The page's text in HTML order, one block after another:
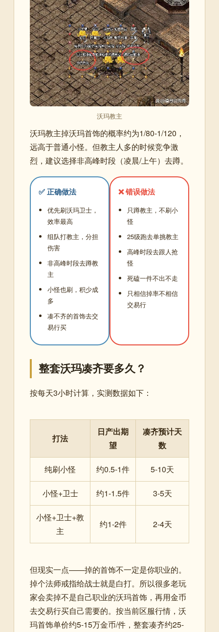
沃玛教主
沃玛教主掉沃玛首饰的概率约为1/80-1/120，
远高于普通小怪。但教主人多的时候竞争激
烈，建议选择非高峰时段（凌晨/上午）去蹲。
✅ 正确做法
优先刷沃玛卫士，
效率最高
组队打教主，分担
伤害
非高峰时段去蹲教
主
小怪也刷，积少成
多
凑不齐的首饰去交
易行买
❌ 错误做法
只蹲教主，不刷小
怪
25级跑去单挑教主
高峰时段去跟人抢
怪
死磕一件不出不走
只相信掉率不相信
交易行
整套沃玛凑齐要多久？
按每天3小时计算，实测数据如下：
打法
日产出期
望
凑齐预计天
数
纯刷小怪 约0.5-1件 5-10天
小怪+卫士 约1-1.5件 3-5天
小怪+卫士+教
主
约1-2件 2-4天
但现实一点——掉的首饰不一定是你职业的。
掉个法师戒指给战士就是白打。所以很多老玩
家会卖掉不是自己职业的沃玛首饰，再用金币
去交易行买自己需要的。按当前区服行情，沃
玛首饰单价约5-15万金币/件，整套凑齐约25-